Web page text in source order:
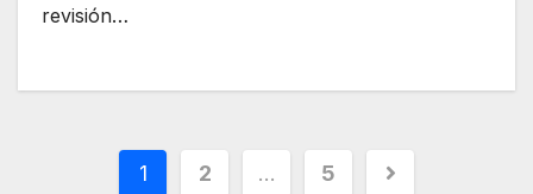
revisión…
1 2 … 5